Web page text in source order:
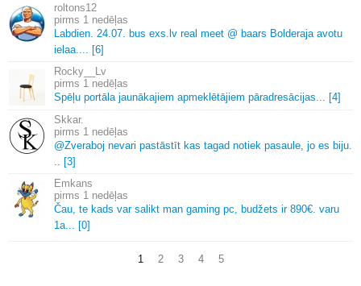
roltons12
1 nedēļas
Labdien. 24. 07. bus exs. lv real meet @ baars Bolderaja avotu
ielaa.
[6]
Rocky__Lv
1 nedēļas
Spēļu portāla jaunākajiem apmeklētājiem pāradresācijas.
[4]
Skkar.
1 nedēļas
@Zveraboj nevari pastāstīt kas tagad notiek pasaule, jo es biju.
[3]
Emkans
1 nedēļas
Čau, te kads var salikt man gaming pc, budžets ir 890€. varu
1a.
[0]
1 2 3 4 5